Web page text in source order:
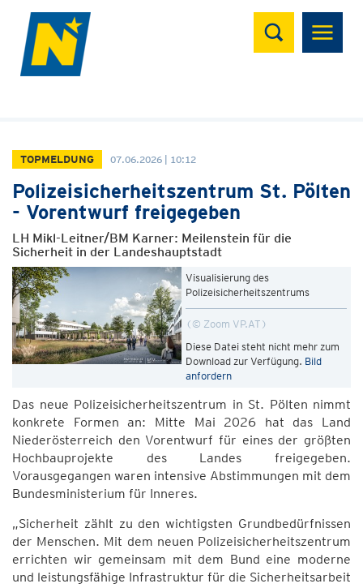
Suchen
TOPMELDUNG 07.06.2026 | 10:12
Polizeisicherheitszentrum St. Pölten
- Vorentwurf freigegeben
LH Mikl-Leitner/BM Karner: Meilenstein für die
Sicherheit in der Landeshauptstadt
Visualisierung des
Polizeisicherheitszentrums
© Zoom VP.AT
Diese Datei steht nicht mehr zum
Download zur Verfügung. Bild
anfordern
Das neue Polizeisicherheitszentrum in St. Pölten nimmt
konkrete Formen an: Mitte Mai 2026 hat das Land
Niederösterreich den Vorentwurf für eines der größten
Hochbauprojekte des Landes freigegeben.
Vorausgegangen waren intensive Abstimmungen mit dem
Bundesministerium für Inneres.
„Sicherheit zählt zu den wichtigsten Grundbedürfnissen
der Menschen. Mit dem neuen Polizeisicherheitszentrum
errichten wir gemeinsam mit dem Bund eine moderne
und leistungsfähige Infrastruktur für die Sicherheitsarbeit